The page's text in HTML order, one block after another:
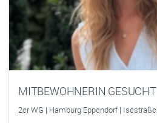
2er WG | Hamburg Eppendorf | Isestraße